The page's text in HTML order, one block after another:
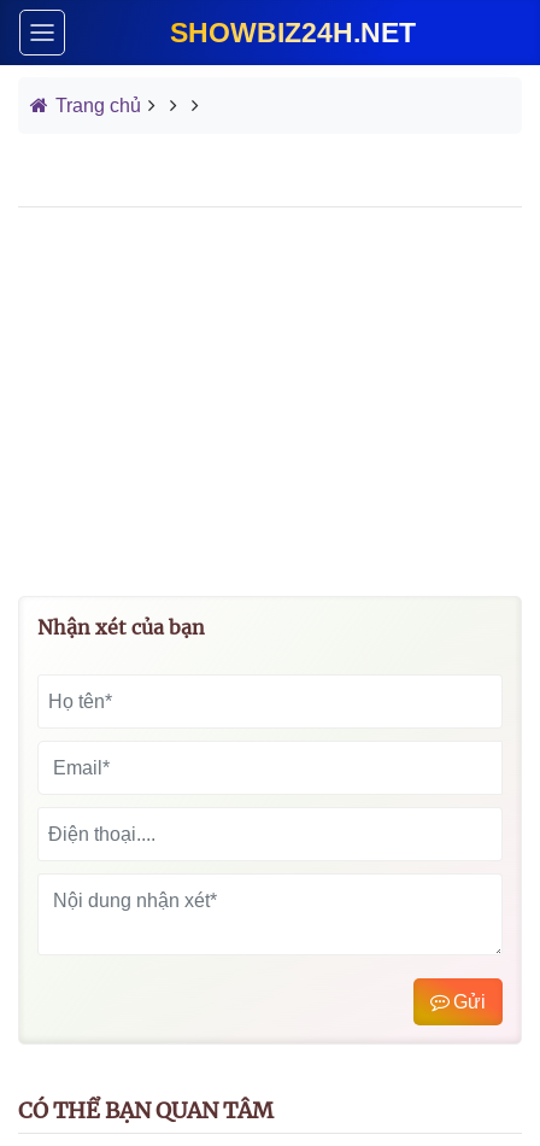
SHOWBIZ24H.NET
Trang chủ
Nhận xét của bạn
Gửi
CÓ THỂ BẠN QUAN TÂM